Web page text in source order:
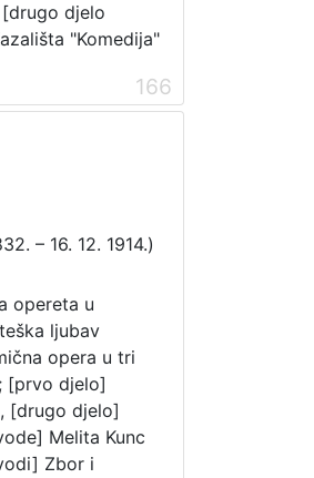
djelo
"Komedija"
166
– 16. 12. 1914.)
opereta u
ljubav
opera u tri
[prvo djelo]
[drugo djelo]
Melita Kunc
Zbor i